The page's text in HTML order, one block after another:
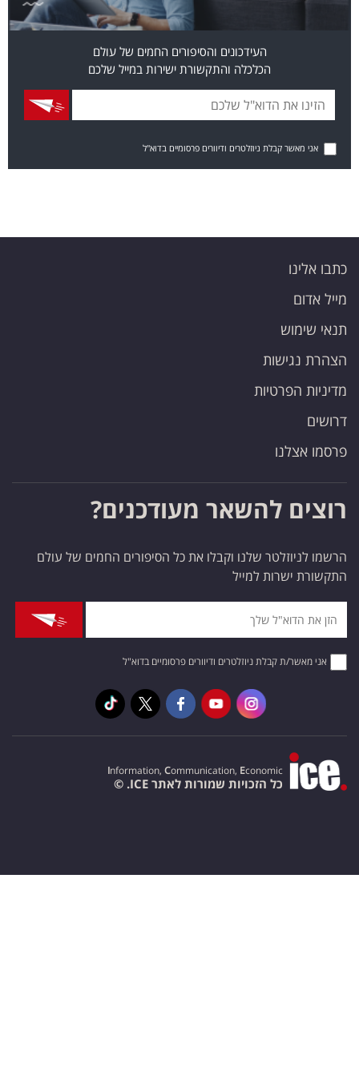
העידכונים והסיפורים החמים של עולם
הכלכלה והתקשורת ישירות במייל שלכם
אני מאשר קבלת ניוזלטרים ודיוורים פרסומיים בדוא"ל
כתבו אלינו
מייל אדום
תנאי שימוש
הצהרת נגישות
מדיניות הפרטיות
דרושים
פרסמו אצלנו
רוצים להשאר מעודכנים?
הרשמו לניוזלטר שלנו וקבלו את כל הסיפורים החמים של עולם
התקשורת ישרות למייל
אני מאשר/ת קבלת ניוזלטרים ודיוורים פרסומיים בדוא"ל
Information, Communication, Economic
כל הזכויות שמורות לאתר ICE. ©